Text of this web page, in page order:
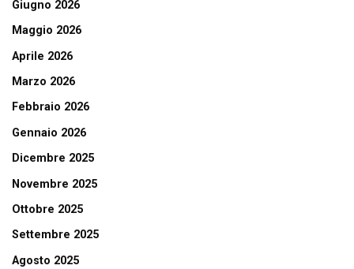
Giugno 2026
Maggio 2026
Aprile 2026
Marzo 2026
Febbraio 2026
Gennaio 2026
Dicembre 2025
Novembre 2025
Ottobre 2025
Settembre 2025
Agosto 2025